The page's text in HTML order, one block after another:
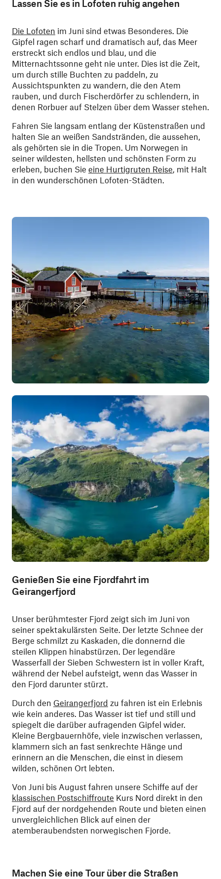
Lassen Sie es in Lofoten ruhig angehen
Die Lofoten im Juni sind etwas Besonderes. Die
Gipfel ragen scharf und dramatisch auf, das Meer
erstreckt sich endlos und blau, und die
Mitternachtssonne geht nie unter. Dies ist die Zeit,
um durch stille Buchten zu paddeln, zu
Aussichtspunkten zu wandern, die den Atem
rauben, und durch Fischerdörfer zu schlendern, in
denen Rorbuer auf Stelzen über dem Wasser stehen.
Fahren Sie langsam entlang der Küstenstraßen und
halten Sie an weißen Sandstränden, die aussehen,
als gehörten sie in die Tropen. Um Norwegen in
seiner wildesten, hellsten und schönsten Form zu
erleben, buchen Sie eine Hurtigruten Reise, mit Halt
in den wunderschönen Lofoten-Städten.
Genießen Sie eine Fjordfahrt im
Geirangerfjord
Unser berühmtester Fjord zeigt sich im Juni von
seiner spektakulärsten Seite. Der letzte Schnee der
Berge schmilzt zu Kaskaden, die donnernd die
steilen Klippen hinabstürzen. Der legendäre
Wasserfall der Sieben Schwestern ist in voller Kraft,
während der Nebel aufsteigt, wenn das Wasser in
den Fjord darunter stürzt.
Durch den Geirangerfjord zu fahren ist ein Erlebnis
wie kein anderes. Das Wasser ist tief und still und
spiegelt die darüber aufragenden Gipfel wider.
Kleine Bergbauernhöfe, viele inzwischen verlassen,
klammern sich an fast senkrechte Hänge und
erinnern an die Menschen, die einst in diesem
wilden, schönen Ort lebten.
Von Juni bis August fahren unsere Schiffe auf der
klassischen Postschiffroute Kurs Nord direkt in den
Fjord auf der nordgehenden Route und bieten einen
unvergleichlichen Blick auf einen der
atemberaubendsten norwegischen Fjorde.
Machen Sie eine Tour über die Straßen